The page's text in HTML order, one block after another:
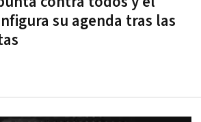
su agenda tras las